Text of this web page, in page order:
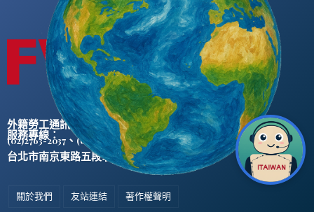
外籍勞工通訊社版權所有 ©
服務專線：
(02)2763-2037 、(02)2765-0906
台北市南京東路五段47號5樓之2
關於我們 友站連結 著作權聲明